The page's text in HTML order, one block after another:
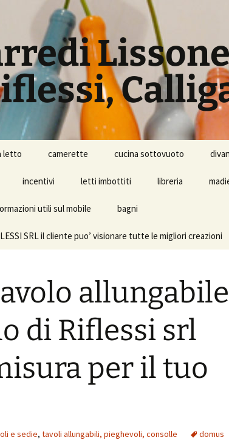
letto camerette cucina sottovuoto
incentivi letti imbottiti libreria
utili sul mobile bagni
SRL il cliente puo’ visionare tutte le migliori creazioni
allungabile
di Riflessi srl
per il tuo
e sedie, tavoli allungabili, pieghevoli, consolle
domus